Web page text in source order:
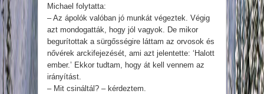
Michael folytatta:
– Az ápolók valóban jó munkát végeztek. Végig
azt mondogatták, hogy jól vagyok. De mikor
begurítottak a sürgősségire láttam az orvosok és
nővérek arckifejezését, ami azt jelentette: ‘Halott
ember.’ Ekkor tudtam, hogy át kell vennem az
irányítást.
– Mit csináltál? – kérdeztem.